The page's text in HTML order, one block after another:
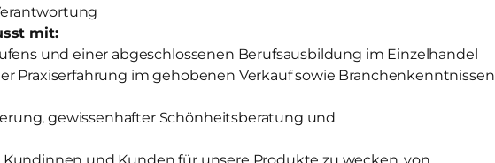
mit:
und einer abgeschlossenen Berufsausbildung im Einzelhandel
Praxiserfahrung im gehobenen Verkauf sowie Branchenkenntnissen
gewissenhafter Schönheitsberatung und